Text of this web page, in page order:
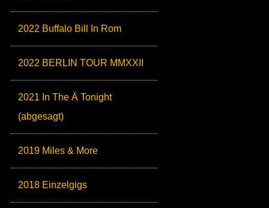
2022 Buffalo Bill In Rom
2022 BERLIN TOUR MMXXII
2021 In The Ä Tonight
(abgesagt)
2019 Miles & More
2018 Einzelgigs